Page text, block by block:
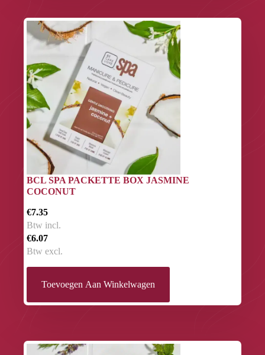
BCL SPA PACKETTE BOX JASMINE
COCONUT
€7.35
Btw incl.
€6.07
Btw excl.
Toevoegen Aan Winkelwagen